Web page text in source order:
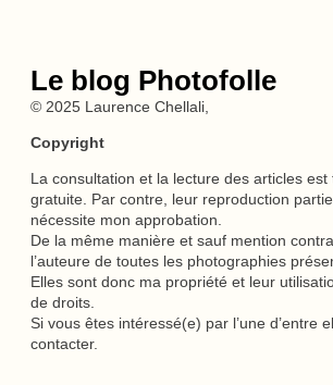
Le blog Photofolle
© 2025 Laurence Chellali,
Copyright
La consultation et la lecture des articles est
gratuite. Par contre, leur reproduction
nécessite mon approbation.
De la même manière et sauf mention
l’auteure de toutes les photographies
Elles sont donc ma propriété et leur
de droits.
Si vous êtes intéressé(e) par l’une d’entre
contacter.